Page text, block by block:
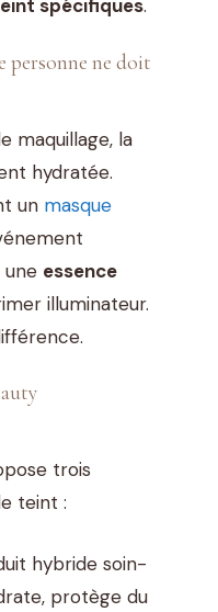
spécifiques.
personne ne doit
maquillage, la
hydratée.
un masque
une essence
illuminateur.
trois
teint :
hybride soin-
protège du